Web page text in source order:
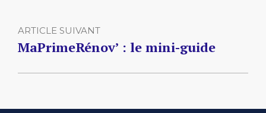
ARTICLE SUIVANT
MaPrimeRénov’ : le mini-guide